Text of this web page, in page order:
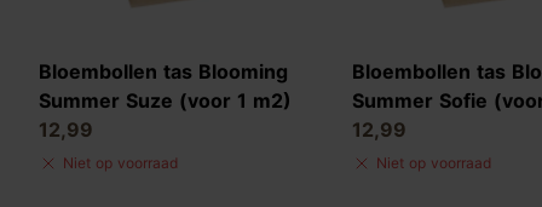
Bloembollen tas Blooming
Summer Suze (voor 1 m2)
12,99
Niet op voorraad
Bloembollen tas
Summer Sofie
12,99
Niet op voorraad